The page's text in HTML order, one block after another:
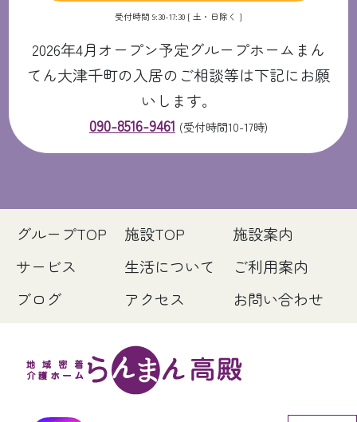
受付時間 9:30-17:30 [ 土・日除く ]
2026年4月オープン予定グループホームまん
てん大津千町の入居のご相談等は下記にお願
いします。
090-8516-9461 (受付時間10-17時)
グループTOP 施設TOP
施設案内
サービス
生活について
ご利用案内
ブログ
アクセス お問い合わせ